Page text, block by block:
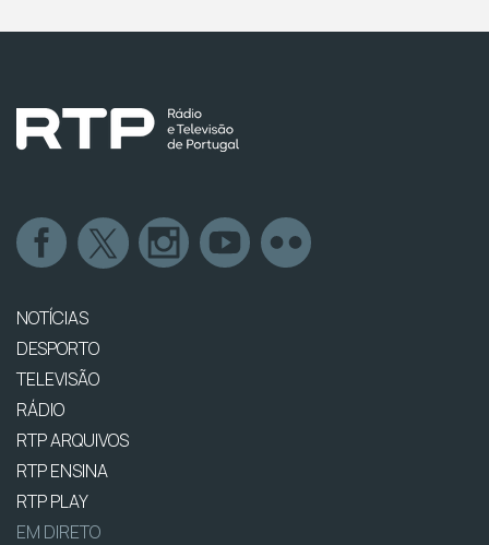
NOTÍCIAS
DESPORTO
TELEVISÃO
RÁDIO
RTP ARQUIVOS
RTP ENSINA
RTP PLAY
EM DIRETO